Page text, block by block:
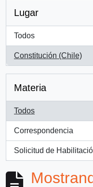
Lugar
Todos
Constitución (Chile)
, 1 resultados
Materia
Todos
Correspondencia
, 1 resultados
Solicitud de
, 1 resultados